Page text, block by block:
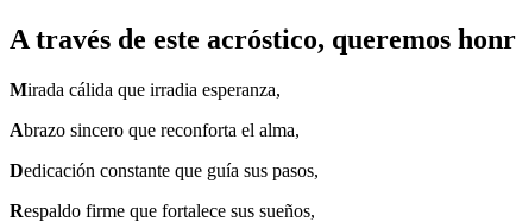
A través de este acróstico, queremos
Mirada cálida que irradia esperanza,
Abrazo sincero que reconforta el alma,
Dedicación constante que guía sus pasos,
Respaldo firme que fortalece sus sueños,